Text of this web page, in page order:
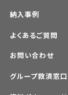
納入事例
よくあるご質問
お問い合わせ
グループ救済窓口